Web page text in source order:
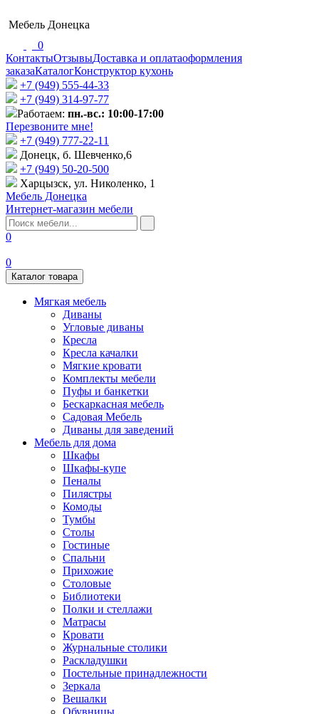
Мебель Донецка
0
КонтактыОтзывыДоставка и оплатаоформления
заказаКаталогКонструктор кухонь
+7 (949) 555-44-33
+7 (949) 314-97-77
Работаем: пн.-вс.: 10:00-17:00
Перезвоните мне!
+7 (‎949) 777-22-11
Донецк, б. Шевченко,6
+7 (949) 50-20-500
Харцызск, ул. Николенко, 1
Мебель Донецка
Интернет-магазин мебели
0
0
Каталог товара
Мягкая мебель
Диваны
Угловые диваны
Кресла
Кресла качалки
Мягкие кровати
Комплекты мебели
Пуфы и банкетки
Бескаркасная мебель
Садовая Мебель
Диваны для заведений
Мебель для дома
Шкафы
Шкафы-купе
Пеналы
Пилястры
Комоды
Тумбы
Столы
Гостиные
Спальни
Прихожие
Столовые
Библиотеки
Полки и стеллажи
Матрасы
Кровати
Журнальные столики
Раскладушки
Постельные принадлежности
Зеркала
Вешалки
Обувницы